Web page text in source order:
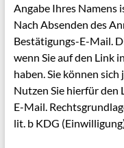
Angabe Ihres Namens
Nach Absenden des
Bestätigungs-E-Mail.
wenn Sie auf den Link
haben. Sie können
Nutzen Sie hierfür den
E-Mail.
lit. b KDG